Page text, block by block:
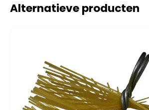
Alternatieve producten